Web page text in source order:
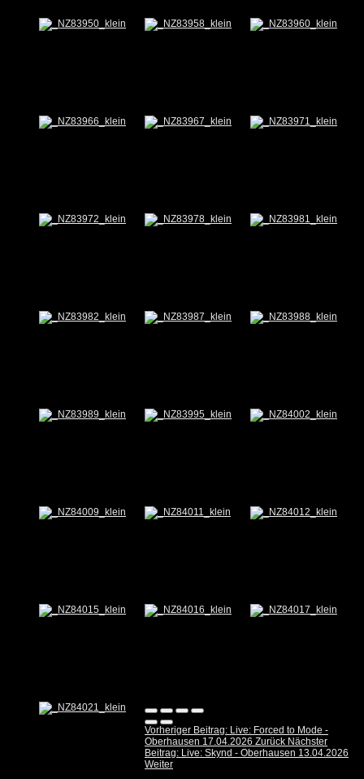
Vorheriger Beitrag: Live: Forced to Mode -
Oberhausen 17.04.2026 Zurück Nächster
Beitrag: Live: Skynd - Oberhausen 13.04.2026
Weiter